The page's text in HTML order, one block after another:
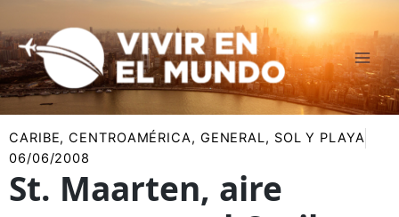
al
contenido
CARIBE,CENTROAMÉRICA, GENERAL, SOL Y PLAYA
06/06/2008
St. Maarten, aire